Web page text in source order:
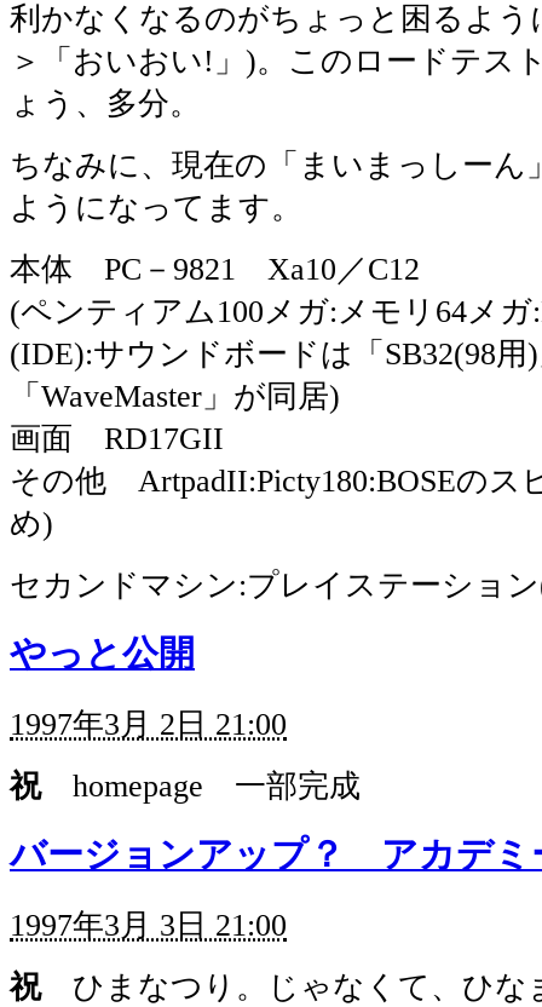
利かなくなるのがちょっと困るよう
＞「おいおい!」)。このロードテス
ょう、多分。
ちなみに、現在の「まいまっしーん
ようになってます。
本体 PC－9821 Xa10／C12
(ペンティアム100メガ:メモリ64メガ
(IDE):サウンドボードは「SB32(98用
「WaveMaster」が同居)
画面 RD17GII
その他 ArtpadII:Picty180:BOSEのス
め)
セカンドマシン:プレイステーショ
やっと公開
1997年3月 2日 21:00
祝homepage 一部完成
バージョンアップ？ アカデミ
1997年3月 3日 21:00
祝ひまなつり。じゃなくて、ひな